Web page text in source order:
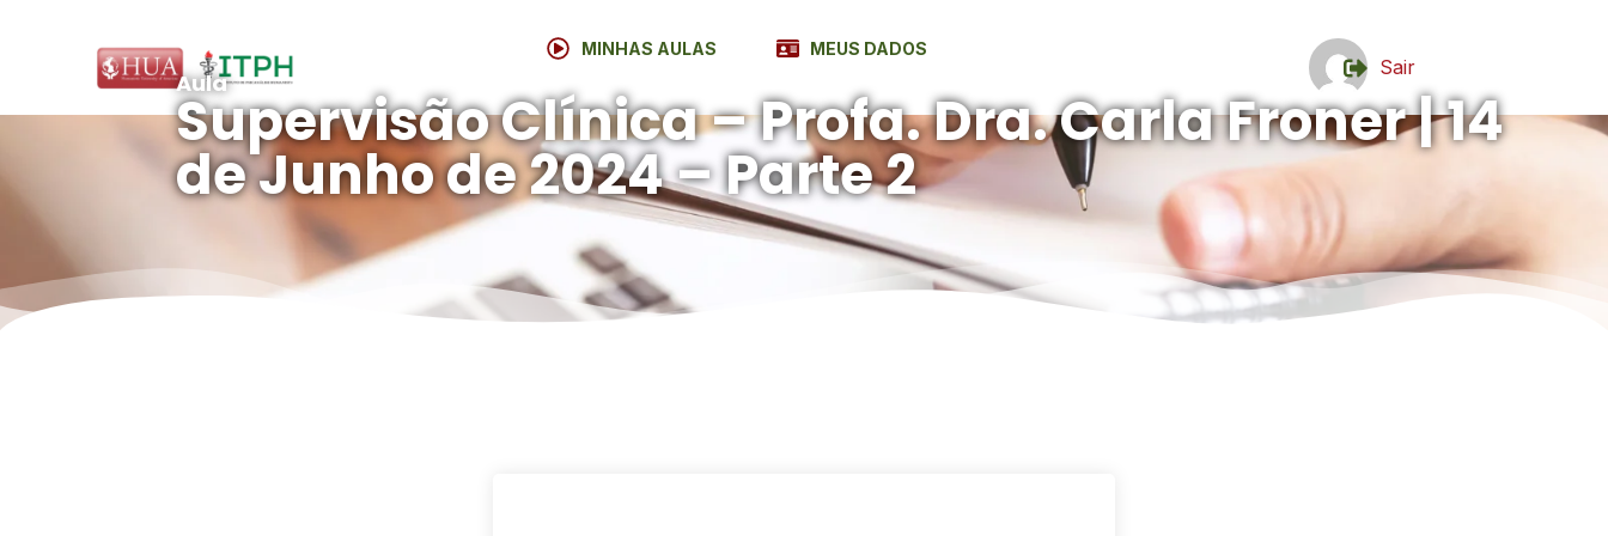
MINHAS AULAS MEUS DADOS
Sair
Aula
Supervisão Clínica – Profa. Dra. Carla Froner | 14
de Junho de 2024 – Parte 2